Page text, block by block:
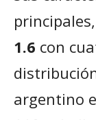
1.6 con
argentino